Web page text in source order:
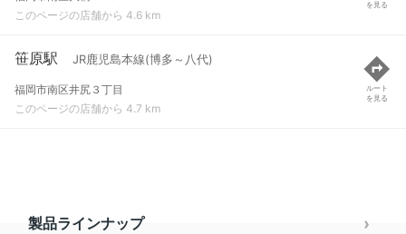
このページの店舗から 4.6 km
を見る
笹原駅 JR鹿児島本線(博多～八代)
福岡市南区井尻３丁目
このページの店舗から 4.7 km
ルート
を見る
製品ラインナップ